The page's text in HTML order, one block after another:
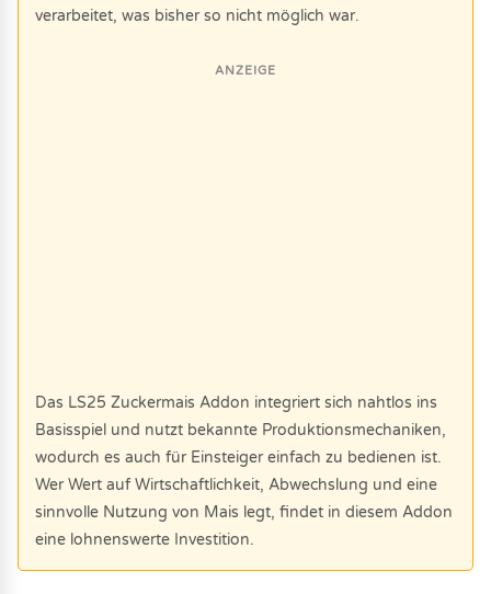
verarbeitet, was bisher so nicht möglich war.
ANZEIGE
Das LS25 Zuckermais Addon integriert sich nahtlos ins
Basisspiel und nutzt bekannte Produktionsmechaniken,
wodurch es auch für Einsteiger einfach zu bedienen ist.
Wer Wert auf Wirtschaftlichkeit, Abwechslung und eine
sinnvolle Nutzung von Mais legt, findet in diesem Addon
eine lohnenswerte Investition.